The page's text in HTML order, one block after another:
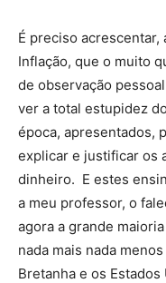
É preciso acrescentar,
Inflação, que o muito
de observação
ver a total estupidez
época, apresentados,
explicar e justificar os
dinheiro. E estes
a meu professor, o
agora a grande
nada mais nada
Bretanha e os